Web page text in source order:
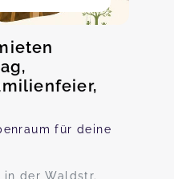
für deine
in der Waldstr.